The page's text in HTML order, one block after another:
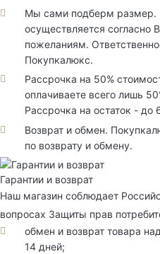
Мы сами подберм размер.
осуществляется
пожеланиям.
Покупкалюкс.
Рассрочка на 50%
оплачиваете всего лишь
Рассрочка на остаток - до
Возврат и обмен.
по возврату и обмену.
Гарантии и возврат
Наш магазин соблюдает
вопросах Защиты прав
обмен и возврат товара
14 дней;